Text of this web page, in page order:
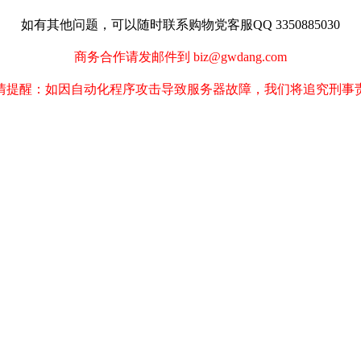
如有其他问题，可以随时联系购物党客服QQ 3350885030
商务合作请发邮件到 biz@gwdang.com
提醒：如因自动化程序攻击导致服务器故障，我们将追究刑事